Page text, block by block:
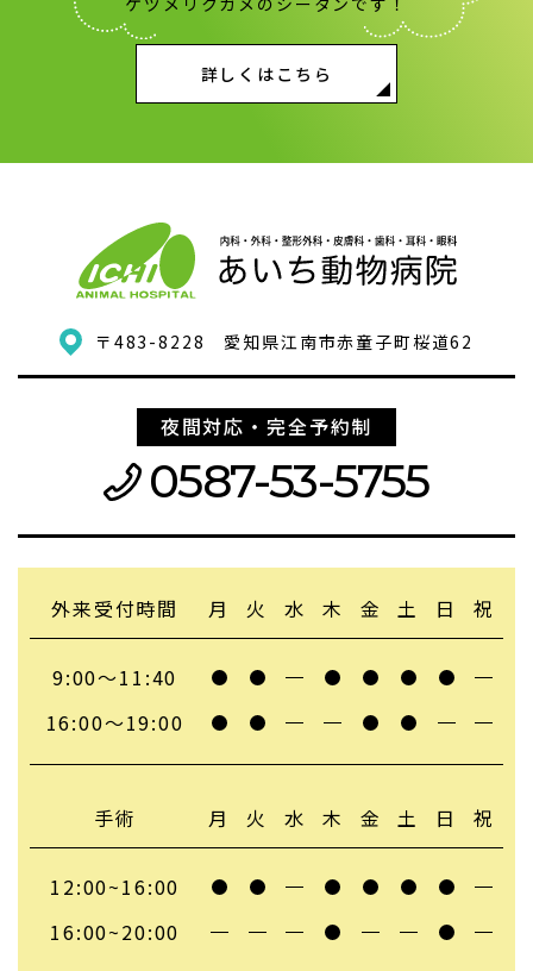
詳しくはこちら
〒483-8228 愛知県江南市赤童子町桜道62
夜間対応・完全予約制
0587-53-5755
外来受付時間
9:00〜11:40
16:00〜19:00
月 火 水 木 金 土 日 祝
手術
12:00~16:00
16:00~20:00
月 火 水 木 金 土 日 祝